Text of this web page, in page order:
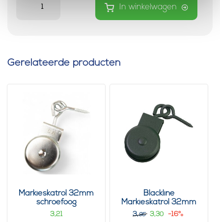
In winkelwagen
Gerelateerde producten
Markieskatrol 32mm
schroefoog
3,21
Blackline
Markieskatrol 32mm
schroefoog Groen
3,95 3,30 -16%